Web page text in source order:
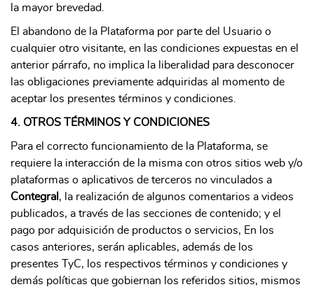
la mayor brevedad.
El abandono de la Plataforma por parte del Usuario o
cualquier otro visitante, en las condiciones expuestas en el
anterior párrafo, no implica la liberalidad para desconocer
las obligaciones previamente adquiridas al momento de
aceptar los presentes términos y condiciones.
4. OTROS TÉRMINOS Y CONDICIONES
Para el correcto funcionamiento de la Plataforma, se
requiere la interacción de la misma con otros sitios web y/o
plataformas o aplicativos de terceros no vinculados a
Contegral , la realización de algunos comentarios a videos
publicados, a través de las secciones de contenido; y el
pago por adquisición de productos o servicios, En los
casos anteriores, serán aplicables, además de los
presentes TyC, los respectivos términos y condiciones y
demás políticas que gobiernan los referidos sitios, mismos